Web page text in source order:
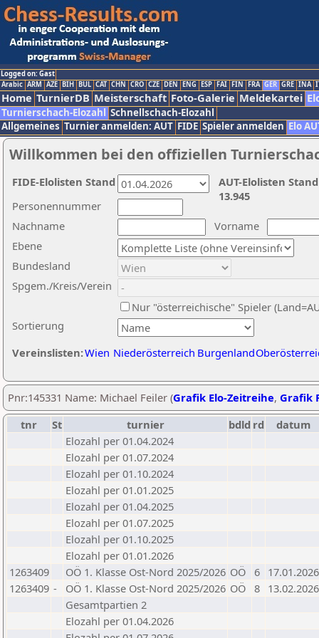
Logged on: Gast
Arabic ARM AZE BIH BUL CAT CHN CRO CZE DEN ENG ESP FAI FIN FRA GER GRE INA
Home TurnierDB Meisterschaft Foto-Galerie Meldekartei
Turnierschach-Elozahl Schnellschach-Elozahl
Allgemeines Turnier anmelden: AUT FIDE Spieler anmelden Elo
Willkommen bei den offiziellen
Nachname
Vorname
Ebene
Sortierung
Personennummer
Bundesland
Spgem./Kreis/Verein
Nur "österreichische" Spieler
Vereinslisten:Wien Niederösterreich Burgenland
AUT-Elolisten
13.945
FIDE-Elolisten Stand
Pnr:145331 Name: Michael Feiler (Grafik Elo-Zeitreihe, Grafik
tnr
St turnier bdld rd datum
Elozahl per 01.04.2024
Elozahl per 01.07.2024
Elozahl per 01.10.2024
Elozahl per 01.01.2025
Elozahl per 01.04.2025
Elozahl per 01.07.2025
Elozahl per 01.10.2025
Elozahl per 01.01.2026
1263409
OÖ 1. Klasse Ost-Nord 2025/2026 OÖ 6 17.01.2026
1263409 - OÖ 1. Klasse Ost-Nord 2025/2026 OÖ 8 13.02.2026
Gesamtpartien 2
Elozahl per 01.04.2026